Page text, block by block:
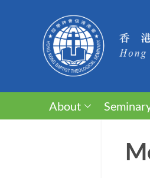
About